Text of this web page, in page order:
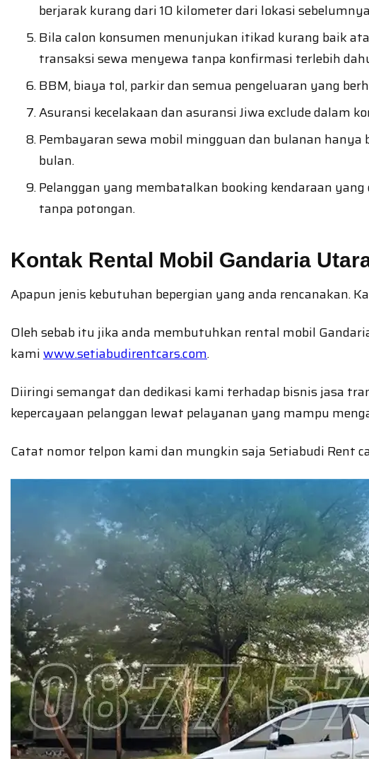
berjarak kurang dari 10 kilometer dari lokasi
Bila calon konsumen menunjukan itikad kurang baik
transaksi sewa menyewa tanpa konfirmasi terlebih
BBM, biaya tol, parkir dan semua pengeluaran yang
Asuransi kecelakaan dan asuransi Jiwa exclude dalam
Pembayaran sewa mobil mingguan dan bulanan
bulan.
Pelanggan yang membatalkan booking kendaraan
tanpa potongan.
Kontak Rental Mobil Gandaria
Apapun jenis kebutuhan bepergian yang anda rencanakan.
Oleh sebab itu jika anda membutuhkan rental mobil
kamiwww.setiabudirentcars.com.
Diiringi semangat dan dedikasi kami terhadap bisnis jasa
kepercayaan pelanggan lewat pelayanan yang mampu
Catat nomor telpon kami dan mungkin saja Setiabudi Rent